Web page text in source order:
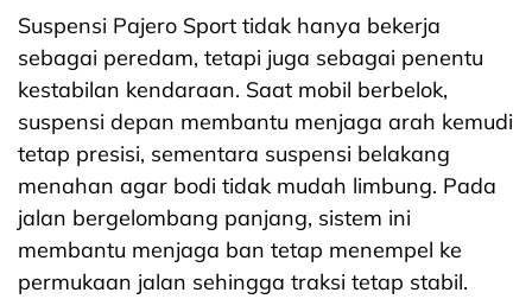
Suspensi Pajero Sport tidak hanya bekerja
sebagai peredam, tetapi juga sebagai penentu
kestabilan kendaraan. Saat mobil berbelok,
suspensi depan membantu menjaga arah kemudi
tetap presisi, sementara suspensi belakang
menahan agar bodi tidak mudah limbung. Pada
jalan bergelombang panjang, sistem ini
membantu menjaga ban tetap menempel ke
permukaan jalan sehingga traksi tetap stabil.